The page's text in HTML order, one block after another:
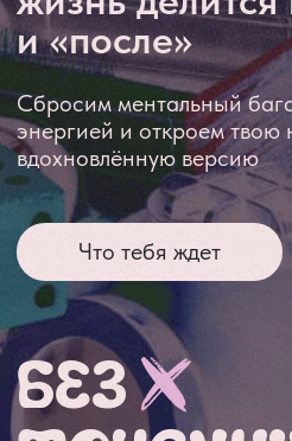
БЕЗ
ТОКСИЧНЫХ
МОТИВАЦИЙ
И НУДНЫХ
ЛЕКЦИЙ